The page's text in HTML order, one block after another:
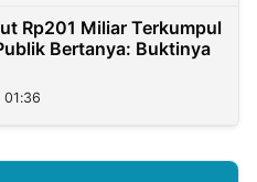
Rp201 Miliar Terkumpul
Bertanya: Buktinya